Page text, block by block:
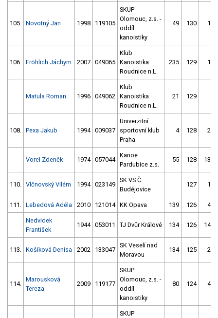
105. Novotný Jan 1998 119105
SKUP
Olomouc, z.s. -
oddíl
kanoistiky
49 130 15
106. Fröhlich Jáchym 2007 049065
Klub
Kanoistika
Roudnice n.L.
235 129 10
Matula Roman 1996 049062
Klub
Kanoistika
Roudnice n.L.
21 129
108. Pexa Jakub 1994 009037
Univerzitní
sportovní klub
Praha
4 128 20
Vorel Zdeněk 1974 057044
Kanoe
Pardubice z.s.
55 128 134
110. Vlčnovský Vilém 1994 023149
SK VS Č.
Budějovice
127 15
111. Lebedová Adéla 2010 121014 KK Opava 139 126 45
Nedvídek
František
1944 053011 TJ Dvůr Králové 134 126 144
113. Košíková Denisa 2002 133047
SK Veselí nad
Moravou
134 125 25
114.
Marousková
Tereza
2009 119177
SKUP
Olomouc, z.s. -
oddíl
kanoistiky
80 124 47
SKUP